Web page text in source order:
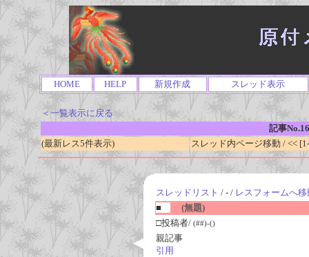
HOME HELP 新規作成 スレッド表示
＜一覧表示に戻る
記事
(最新レス5件表示)
スレッド内ページ移動 / <<
スレッドリスト / - / レスフォームへ移
■
(無題)
□投稿者/ (##)-()
親記事
引用